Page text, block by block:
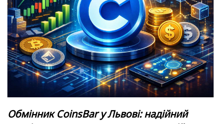
Обмінник CoinsBar у Львові: надійний